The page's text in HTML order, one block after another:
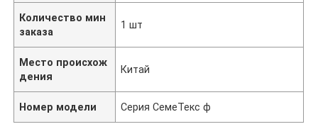
Количество мин
заказа
1 шт
Место происхож
дения
Китай
Номер модели Серия СемеТекс ф